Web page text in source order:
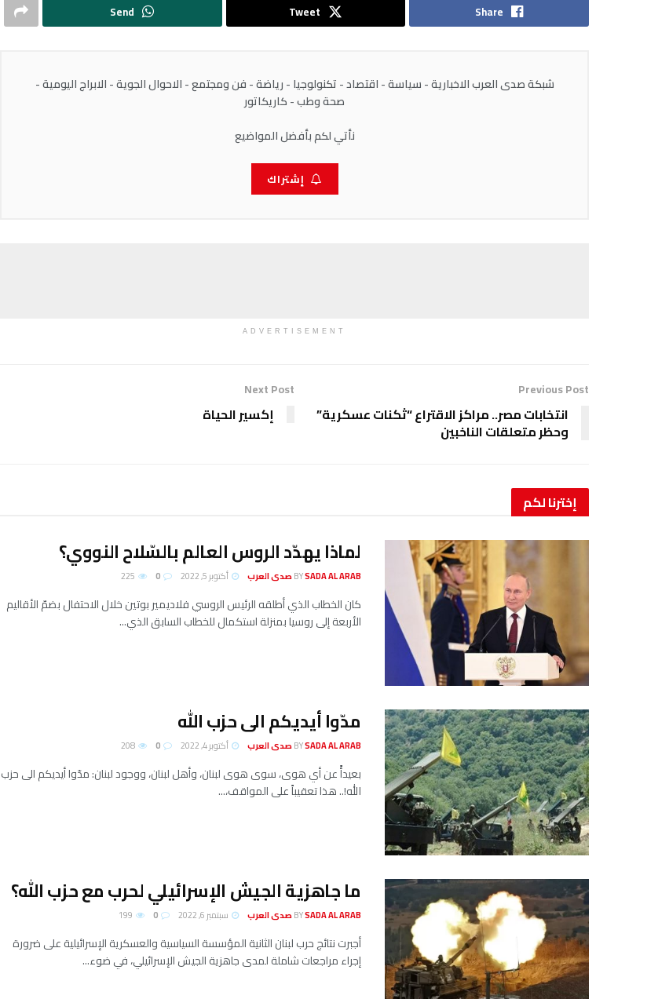
Share
Tweet
Send
شبكة صدى العرب الاخبارية - سياسة - اقتصاد - تكنولوجيا - رياضة - فن ومجتمع - الاحوال الجوية - الابراج اليومية -
صحة وطب - كاريكاتور
نأتي لكم بأفضل المواضيع
إشتراك
ADVERTISEMENT
Previous Post
انتخابات مصر.. مراكز الاقتراع “ثكنات عسكرية”
وحظر متعلقات الناخبين
Next Post
إكسير الحياة
إخترنالكم
لماذا يهدّد الروس العالم بالسّلاح النووي؟
BYSADA AL ARAB صدى العرب أكتوبر 5, 2022
كان الخطاب الذي أطلقه الرئيس الروسي فلاديمير بوتين خلال الاحتفال بضمّ الأقاليم
الأربعة إلى روسيا بمنزلة استكمال للخطاب السابق الذي...
مدّوا أيديكم الى حزب الله
BYSADA AL ARAB صدى العرب أكتوبر 4, 2022
بعيدأً عن أي هوى، سوى هوى لبنان، وأهل لبنان، ووجود لبنان: مدّوا أيديكم الى حزب
الله!.. هذا تعقيباً على المواقف،...
ما جاهزية الجيش الإسرائيلي لحرب مع حزب الله؟
BYSADA AL ARAB صدى العرب سبتمبر 6, 2022
أجبرت نتائج حرب لبنان الثانية المؤسسة السياسية والعسكرية الإسرائيلية على ضرورة
إجراء مراجعات شاملة لمدى جاهزية الجيش الإسرائيلي، في ضوء...